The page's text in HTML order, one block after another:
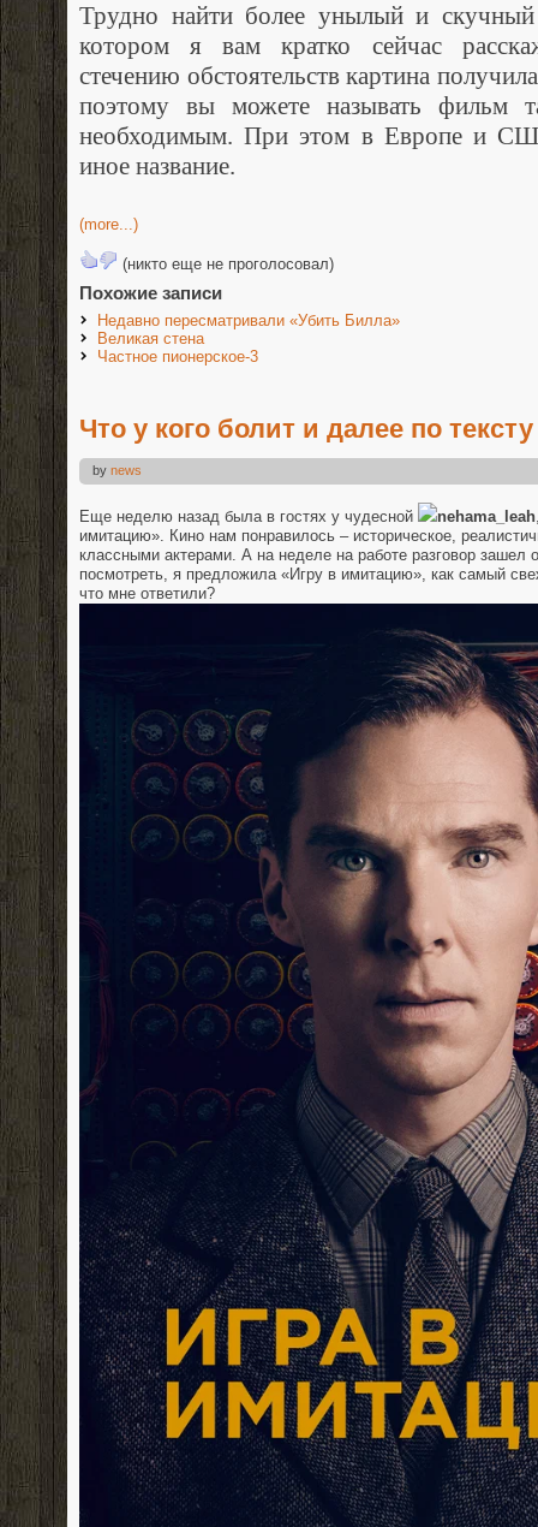
Трудно найти более унылый и
котором я вам кратко сейчас
стечению обстоятельств картина
поэтому вы можете называть фильм
необходимым. При этом в Европе и
иное название.
(more...)
(никто еще не проголосовал)
Похожие записи
Недавно пересматривали «Убить Билла»
Великая стена
Частное пионерское-3
Что у кого болит и далее по тексту
by news
Еще неделю назад была в гостях у чудесной nehama_leah
имитацию». Кино нам понравилось – историческое,
классными актерами. А на неделе на работе разговор
посмотреть, я предложила «Игру в имитацию», как самый
что мне ответили?